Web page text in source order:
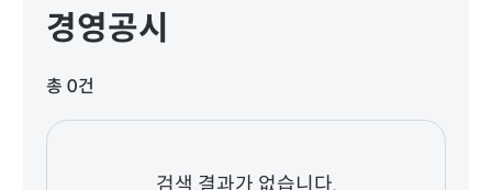
경영공시
총 0건
검색 결과가 없습니다.